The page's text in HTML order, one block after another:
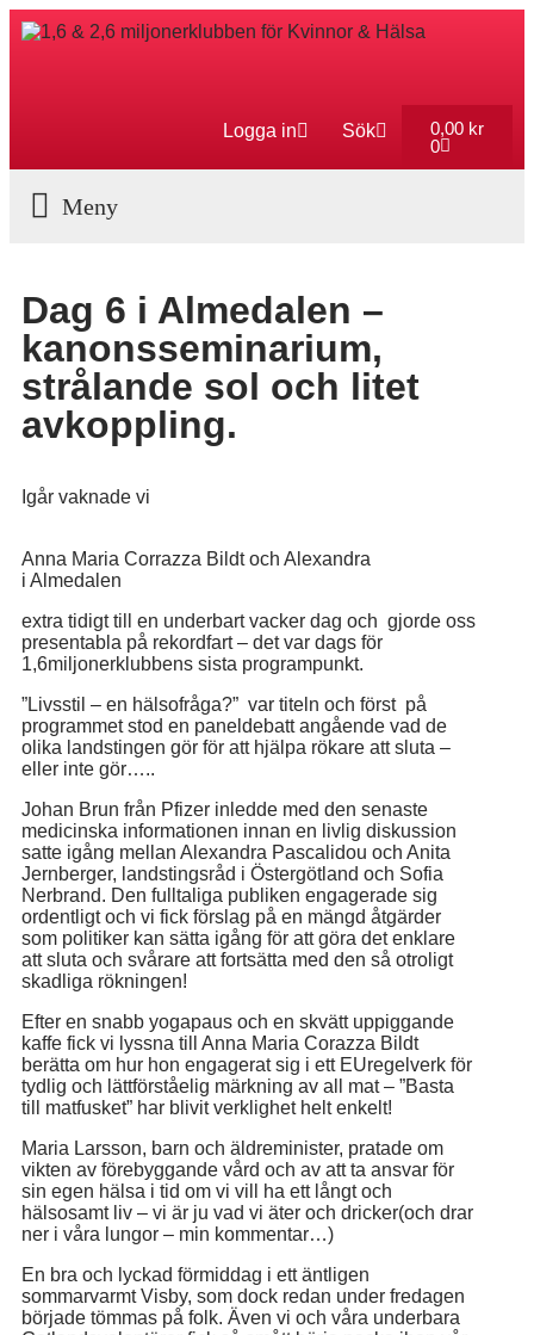
Logga in Sök 0,00 kr
0
Dag 6 i Almedalen –
kanonsseminarium,
strålande sol och litet
avkoppling.
Igår vaknade vi
Anna Maria Corrazza Bildt och Alexandra
i Almedalen
extra tidigt till en underbart vacker dag och gjorde oss
presentabla på rekordfart – det var dags för
1,6miljonerklubbens sista programpunkt.
”Livsstil – en hälsofråga?” var titeln och först på
programmet stod en paneldebatt angående vad de
olika landstingen gör för att hjälpa rökare att sluta –
eller inte gör…..
Johan Brun från Pfizer inledde med den senaste
medicinska informationen innan en livlig diskussion
satte igång mellan Alexandra Pascalidou och Anita
Jernberger, landstingsråd i Östergötland och Sofia
Nerbrand. Den fulltaliga publiken engagerade sig
ordentligt och vi fick förslag på en mängd åtgärder
som politiker kan sätta igång för att göra det enklare
att sluta och svårare att fortsätta med den så otroligt
skadliga rökningen!
Efter en snabb yogapaus och en skvätt uppiggande
kaffe fick vi lyssna till Anna Maria Corazza Bildt
berätta om hur hon engagerat sig i ett EUregelverk för
tydlig och lättförståelig märkning av all mat – ”Basta
till matfusket” har blivit verklighet helt enkelt!
Maria Larsson, barn och äldreminister, pratade om
vikten av förebyggande vård och av att ta ansvar för
sin egen hälsa i tid om vi vill ha ett långt och
hälsosamt liv – vi är ju vad vi äter och dricker(och drar
ner i våra lungor – min kommentar…)
En bra och lyckad förmiddag i ett äntligen
sommarvarmt Visby, som dock redan under fredagen
började tömmas på folk. Även vi och våra underbara